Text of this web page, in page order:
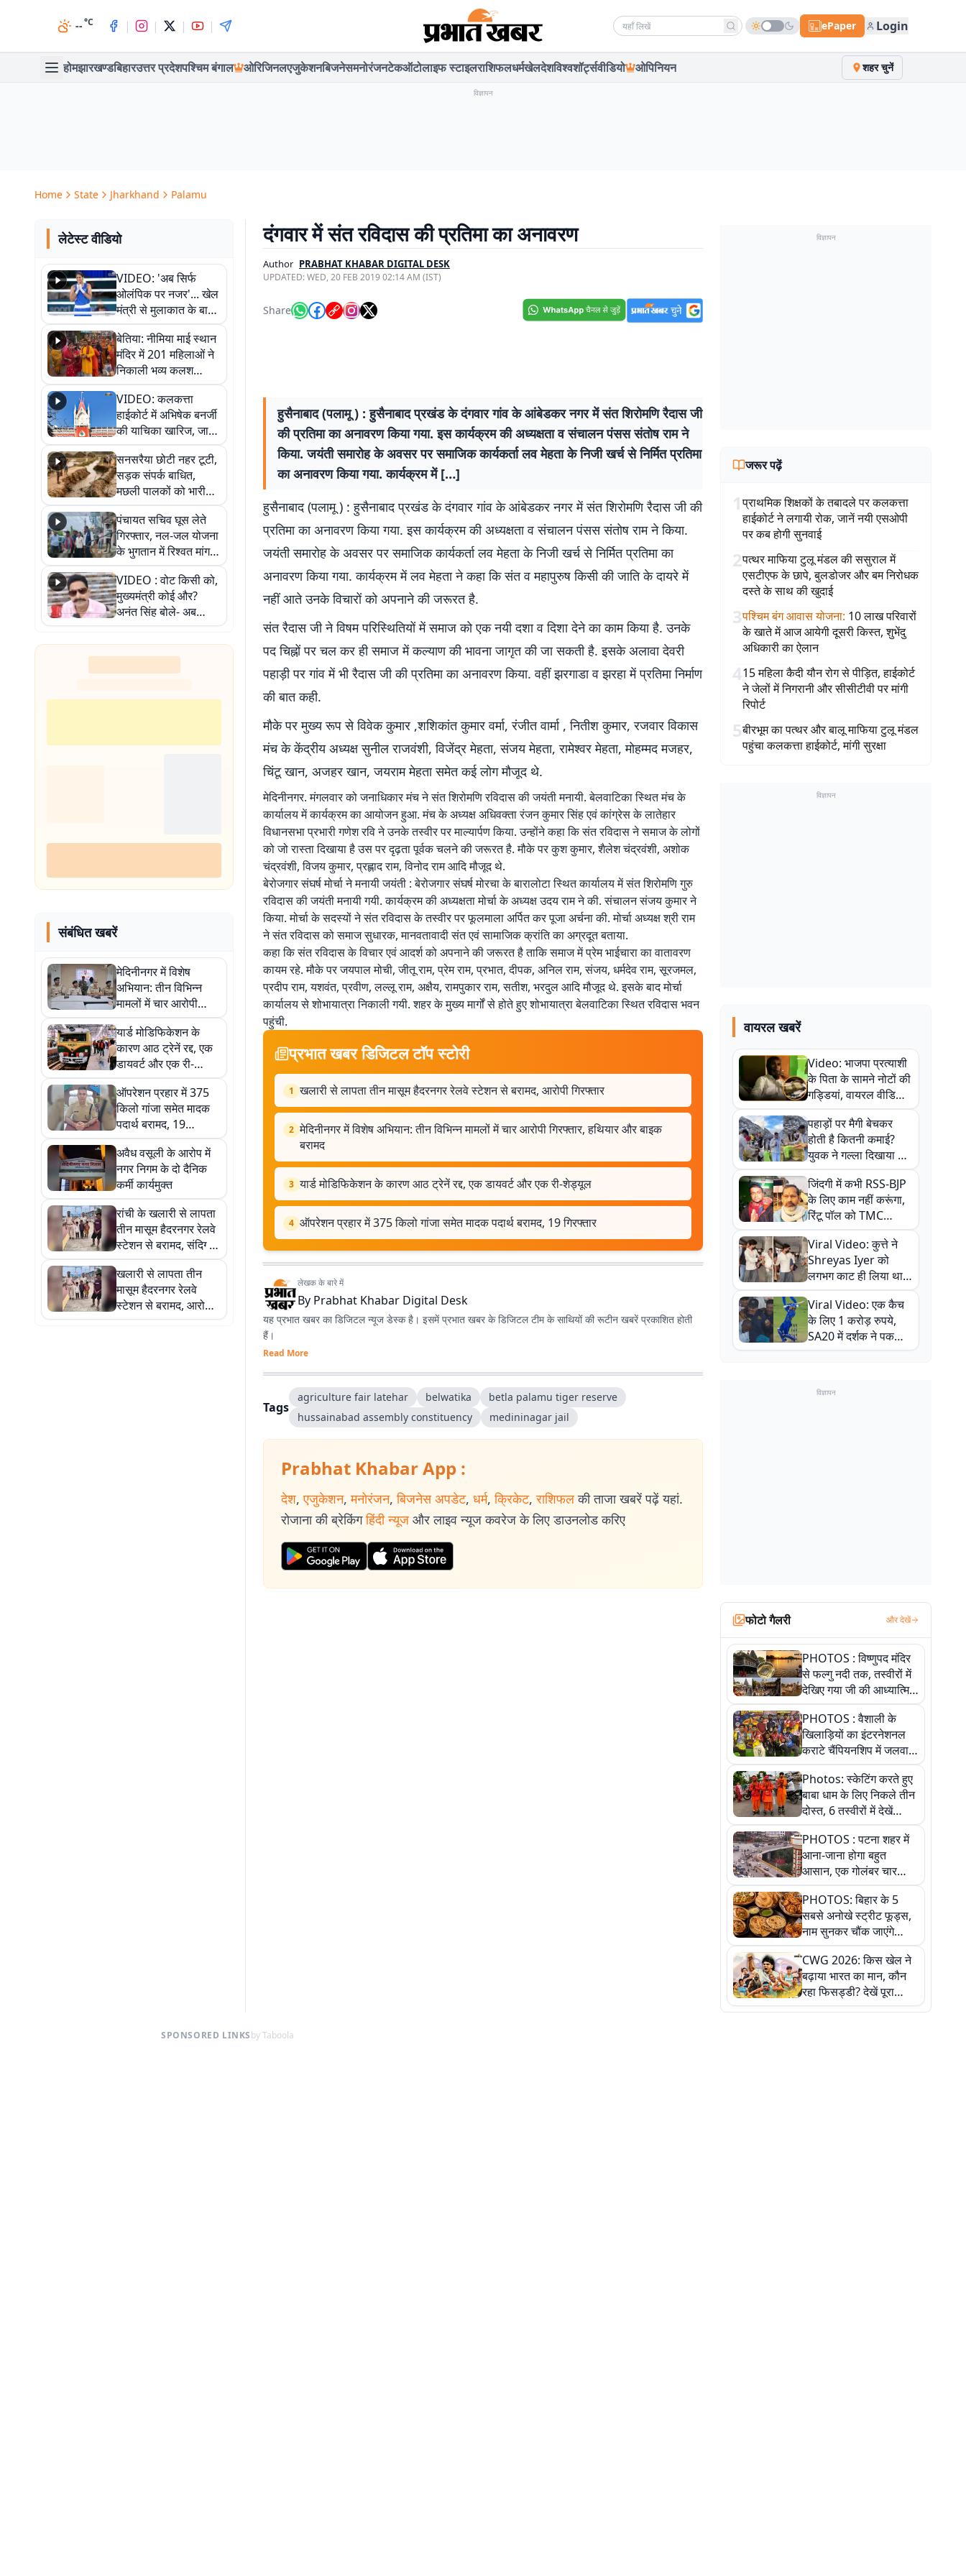
--°C | | | | Search news ePaper Login
होमझारखण्डबिहारउत्तर प्रदेशपश्चिम बंगाल ओरिजिनलएजुकेशनबिजनेसमनोरंजनटेकऑटोलाइफ स्टाइलराशिफलधर्मखेलदेशविश्वशॉर्ट्सवीडियो ओपिनियन शहर चुनें
विज्ञापन
Home State Jharkhand Palamu
लेटेस्ट वीडियो
VIDEO: 'अब सिर्फ
ओलंपिक पर नजर'... खेल
मंत्री से मुलाकात के बाद
जैसमीन लंबोरिया का बड़ा
बयान
बेतिया: नीमिया माई स्थान
मंदिर में 201 महिलाओं ने
निकाली भव्य कलश
शोभायात्रा, शिवलिंग
प्राण-प्रतिष्ठा महोत्सव
शुरू
VIDEO: कलकत्ता
हाईकोर्ट में अभिषेक बनर्जी
की याचिका खारिज, जानें
क्या है पूरा मामला
सनसरैया छोटी नहर टूटी,
सड़क संपर्क बाधित,
मछली पालकों को भारी
नुकसान
पंचायत सचिव घूस लेते
गिरफ्तार, नल-जल योजना
के भुगतान में रिश्वत मांगना
पड़ा भारी
VIDEO : वोट किसी को,
मुख्यमंत्री कोई और?
अनंत सिंह बोले- अब
जनता हर चुनाव में देगी
जवाब
संबंधित खबरें
मेदिनीनगर में विशेष
अभियान: तीन विभिन्न
मामलों में चार आरोपी
गिरफ्तार, हथियार और
बाइक बरामद
यार्ड मोडिफिकेशन के
कारण आठ ट्रेनें रद्द, एक
डायवर्ट और एक री-
शेड्यूल
ऑपरेशन प्रहार में 375
किलो गांजा समेत मादक
पदार्थ बरामद, 19
गिरफ्तार
अवैध वसूली के आरोप में
नगर निगम के दो दैनिक
कर्मी कार्यमुक्त
रांची के खलारी से लापता
तीन मासूम हैदरनगर रेलवे
स्टेशन से बरामद, संदिग्ध
युवक गिरफ्तार
खलारी से लापता तीन
मासूम हैदरनगर रेलवे
स्टेशन से बरामद, आरोपी
गिरफ्तार
दंगवार में संत रविदास की प्रतिमा का अनावरण
Author PRABHAT KHABAR DIGITAL DESK
UPDATED:WED, 20 FEB 2019 02:14 AM (IST)
Share
हुसैनाबाद (पलामू ) : हुसैनाबाद प्रखंड के दंगवार गांव के आंबेडकर नगर में संत शिरोमणि रैदास जी
की प्रतिमा का अनावरण किया गया. इस कार्यक्रम की अध्यक्षता व संचालन पंसस संतोष राम ने
किया. जयंती समारोह के अवसर पर समाजिक कार्यकर्ता लव मेहता के निजी खर्च से निर्मित प्रतिमा
का अनावरण किया गया. कार्यक्रम में […]
हुसैनाबाद (पलामू ) : हुसैनाबाद प्रखंड के दंगवार गांव के आंबेडकर नगर में संत शिरोमणि रैदास जी की
प्रतिमा का अनावरण किया गया. इस कार्यक्रम की अध्यक्षता व संचालन पंसस संतोष राम ने किया.
जयंती समारोह के अवसर पर समाजिक कार्यकर्ता लव मेहता के निजी खर्च से निर्मित प्रतिमा का
अनावरण किया गया. कार्यक्रम में लव मेहता ने कहा कि संत व महापुरुष किसी की जाति के दायरे में
नहीं आते उनके विचारों को अपनाने की जरूरत है.
संत रैदास जी ने विषम परिस्थितियों में समाज को एक नयी दशा व दिशा देने का काम किया है. उनके
पद चिह्नों पर चल कर ही समाज में कल्याण की भावना जागृत की जा सकती है. इसके अलावा देवरी
पहाड़ी पर गांव में भी रैदास जी की प्रतिमा का अनावरण किया. वहीं झरगाडा व झरहा में प्रतिमा निर्माण
की बात कही.
मौके पर मुख्य रूप से विवेक कुमार ,शशिकांत कुमार वर्मा, रंजीत वार्मा , नितीश कुमार, रजवार विकास
मंच के केंद्रीय अध्यक्ष सुनील राजवंशी, विजेंद्र मेहता, संजय मेहता, रामेश्वर मेहता, मोहम्मद मजहर,
चिंटू खान, अजहर खान, जयराम मेहता समेत कई लोग मौजूद थे.
मेदिनीनगर. मंगलवार को जनाधिकार मंच ने संत शिरोमणि रविदास की जयंती मनायी. बेलवाटिका स्थित मंच के
कार्यालय में कार्यक्रम का आयोजन हुआ. मंच के अध्यक्ष अधिवक्ता रंजन कुमार सिंह एवं कांग्रेस के लातेहार
विधानसभा प्रभारी गणेश रवि ने उनके तस्वीर पर माल्यार्पण किया. उन्होंने कहा कि संत रविदास ने समाज के लोगों
को जो रास्ता दिखाया है उस पर दृढ़ता पूर्वक चलने की जरूरत है. मौके पर कुश कुमार, शैलेश चंद्रवंशी, अशोक
चंद्रवंशी, विजय कुमार, प्रह्लाद राम, विनोद राम आदि मौजूद थे.
बेरोजगार संघर्ष मोर्चा ने मनायी जयंती : बेरोजगार संघर्ष मोरचा के बारालोटा स्थित कार्यालय में संत शिरोमणि गुरु
रविदास की जयंती मनायी गयी. कार्यक्रम की अध्यक्षता मोर्चा के अध्यक्ष उदय राम ने की. संचालन संजय कुमार ने
किया. मोर्चा के सदस्यों ने संत रविदास के तस्वीर पर फूलमाला अर्पित कर पूजा अर्चना की. मोर्चा अध्यक्ष श्री राम
ने संत रविदास को समाज सुधारक, मानवतावादी संत एवं सामाजिक क्रांति का अग्रदूत बताया.
कहा कि संत रविदास के विचार एवं आदर्श को अपनाने की जरूरत है ताकि समाज में प्रेम भाईचारा का वातावरण
कायम रहे. मौके पर जयपाल मोची, जीतू राम, प्रेम राम, प्रभात, दीपक, अनिल राम, संजय, धर्मदेव राम, सूरजमल,
प्रदीप राम, यशवंत, प्रवीण, लल्लू राम, अक्षैय, रामपुकार राम, सतीश, भरदुल आदि मौजूद थे. इसके बाद मोर्चा
कार्यालय से शोभायात्रा निकाली गयी. शहर के मुख्य मार्गों से होते हुए शोभायात्रा बेलवाटिका स्थित रविदास भवन
पहुंची.
प्रभात खबर डिजिटल टॉप स्टोरी
1 खलारी से लापता तीन मासूम हैदरनगर रेलवे स्टेशन से बरामद, आरोपी गिरफ्तार
2 मेदिनीनगर में विशेष अभियान: तीन विभिन्न मामलों में चार आरोपी गिरफ्तार, हथियार और बाइक
बरामद
3 यार्ड मोडिफिकेशन के कारण आठ ट्रेनें रद्द, एक डायवर्ट और एक री-शेड्यूल
4 ऑपरेशन प्रहार में 375 किलो गांजा समेत मादक पदार्थ बरामद, 19 गिरफ्तार
लेखक के बारे में
By Prabhat Khabar Digital Desk
यह प्रभात खबर का डिजिटल न्यूज डेस्क है। इसमें प्रभात खबर के डिजिटल टीम के साथियों की रूटीन खबरें प्रकाशित होती
हैं।
Read More
Tags
agriculture fair latehar belwatika
betla palamu tiger reserve
hussainabad assembly constituency
medininagar jail
Prabhat Khabar App :
देश, एजुकेशन, मनोरंजन, बिजनेस अपडेट, धर्म, क्रिकेट, राशिफल की ताजा खबरें पढ़ें यहां.
रोजाना की ब्रेकिंग हिंदी न्यूज और लाइव न्यूज कवरेज के लिए डाउनलोड करिए
विज्ञापन
जरूर पढ़ें
1प्राथमिक शिक्षकों के तबादले पर कलकत्ता
हाईकोर्ट ने लगायी रोक, जानें नयी एसओपी
पर कब होगी सुनवाई
2पत्थर माफिया टुलू मंडल की ससुराल में
एसटीएफ के छापे, बुलडोजर और बम निरोधक
दस्ते के साथ की खुदाई
3पश्चिम बंग आवास योजना: 10 लाख परिवारों
के खाते में आज आयेगी दूसरी किस्त, शुभेंदु
अधिकारी का ऐलान
415 महिला कैदी यौन रोग से पीड़ित, हाईकोर्ट
ने जेलों में निगरानी और सीसीटीवी पर मांगी
रिपोर्ट
5बीरभूम का पत्थर और बालू माफिया टुलू मंडल
पहुंचा कलकत्ता हाईकोर्ट, मांगी सुरक्षा
विज्ञापन
वायरल खबरें
Video: भाजपा प्रत्याशी
के पिता के सामने नोटों की
गड्डियां, वायरल वीडियो
से राजनीति में उबाल,
अजित महतो बोले- TMC
की गंदी चाल
पहाड़ों पर मैगी बेचकर
होती है कितनी कमाई?
युवक ने गल्ला दिखाया तो
नौकरी वालों के खड़े हो गए
कान
जिंदगी में कभी RSS-BJP
के लिए काम नहीं करूंगा,
रिंटू पॉल को TMC
ऑफिस में ले जाकर पीटा,
Video वायरल
Viral Video: कुत्ते ने
Shreyas Iyer को
लगभग काट ही लिया था,
न्यूजीलैंड सीरीज से पहले
बाल-बाल बचे
Viral Video: एक कैच
के लिए 1 करोड़ रुपये,
SA20 में दर्शक ने पकड़ा
एक हाथ से गजब का कैच
विज्ञापन
फोटो गैलरी और देखें
PHOTOS : विष्णुपद मंदिर
से फल्गु नदी तक, तस्वीरों में
देखिए गया जी की आध्यात्मिक
पहचान
PHOTOS : वैशाली के
खिलाड़ियों का इंटरनेशनल
कराटे चैंपियनशिप में जलवा,
जीते 9 पदक, पांच तस्वीर से
देखिए पूरा खेल
Photos: स्केटिंग करते हुए
बाबा धाम के लिए निकले तीन
दोस्त, 6 तस्वीरों में देखें
आस्था और जुनून की कहानी
PHOTOS : पटना शहर में
आना-जाना होगा बहुत
आसान, एक गोलंबर चार
फ्लाईओवर को जोड़ेगा
PHOTOS: बिहार के 5
सबसे अनोखे स्ट्रीट फूड्स,
नाम सुनकर चौंक जाएंगे
लेकिन स्वाद ऐसा कि बार-बार
खाने का करेगा मन
CWG 2026: किस खेल ने
बढ़ाया भारत का मान, कौन
रहा फिसड्डी? देखें पूरा
रिपोर्ट कार्ड
SPONSORED LINKSby Taboola